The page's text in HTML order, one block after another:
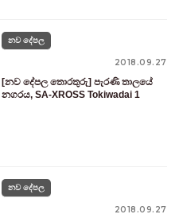
නව දේපල
2018.09.27
[නව දේපල තොරතුරු] පැරණි තාලයේ
නගරය, SA-XROSS Tokiwadai 1
නව දේපල
2018.09.27